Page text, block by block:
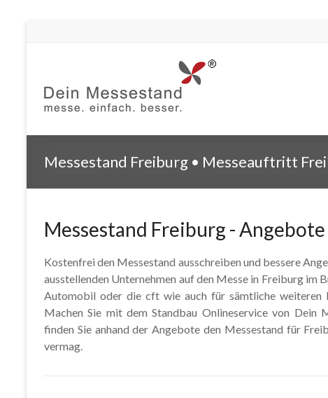
Messestand Freiburg • Messeauftritt
Messestand Freiburg -
Kostenfrei den Messestand ausschreiben und bessere
ausstellenden Unternehmen auf den Messe in Freiburg im
Automobil oder die cft wie auch für sämtliche weiteren
Machen Sie mit dem Standbau Onlineservice von Dein
finden Sie anhand der Angebote den Messestand für
vermag.